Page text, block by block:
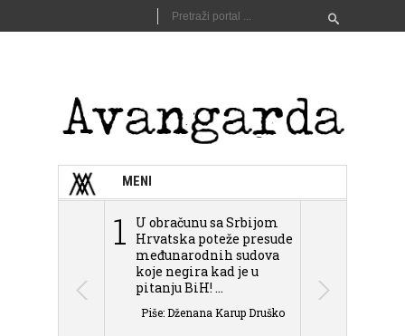
MENI
1
U obračunu sa Srbijom
Hrvatska poteže presude
međunarodnih sudova
koje negira kad je u
pitanju BiH! ...
Piše: Dženana Karup Druško